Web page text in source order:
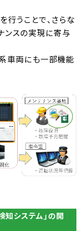
行うことで、さらな
ンスの実現に寄与
車両にも一部機能
知システム」の開